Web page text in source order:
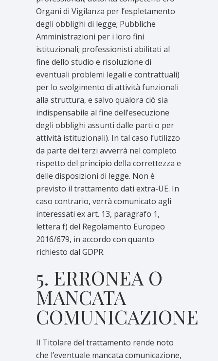
Organi di Vigilanza per l’espletamento
degli obblighi di legge; Pubbliche
Amministrazioni per i loro fini
istituzionali; professionisti abilitati al
fine dello studio e risoluzione di
eventuali problemi legali e contrattuali)
per lo svolgimento di attività funzionali
alla struttura, e salvo qualora ciò sia
indispensabile al fine dell’esecuzione
degli obblighi assunti dalle parti o per
attività istituzionali). In tal caso l’utilizzo
da parte dei terzi avverrà nel completo
rispetto del principio della correttezza e
delle disposizioni di legge. Non è
previsto il trattamento dati extra-UE. In
caso contrario, verrà comunicato agli
interessati ex art. 13, paragrafo 1,
lettera f) del Regolamento Europeo
2016/679, in accordo con quanto
richiesto dal GDPR.
5. ERRONEA O
MANCATA
COMUNICAZIONE
Il Titolare del trattamento rende noto
che l’eventuale mancata comunicazione,